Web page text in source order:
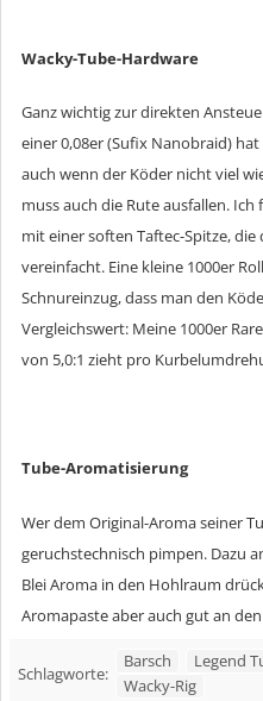
Wacky-Tube-Hardware
Ganz wichtig zur direkten
einer 0,08er (Sufix Nanobraid)
auch wenn der Köder nicht viel
muss auch die Rute ausfallen.
mit einer soften Taftec-Spitze, die
vereinfacht. Eine kleine 1000er
Schnureinzug, dass man den
Vergleichswert: Meine 1000er
von 5,0:1 zieht pro
Tube-Aromatisierung
Wer dem Original-Aroma seiner
geruchstechnisch pimpen. Dazu
Blei Aroma in den Hohlraum
Aromapaste aber auch gut an
Schlagworte:
Barsch Legend
Wacky-Rig